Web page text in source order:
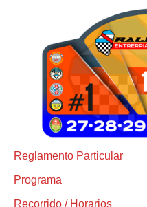
Reglamento Particular
Programa
Recorrido / Horarios